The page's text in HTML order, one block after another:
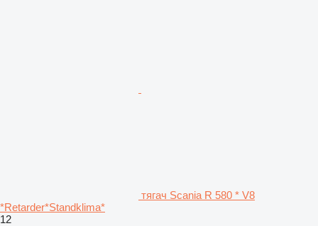
тягач Scania R 580 * V8
*Retarder*Standklima*
12